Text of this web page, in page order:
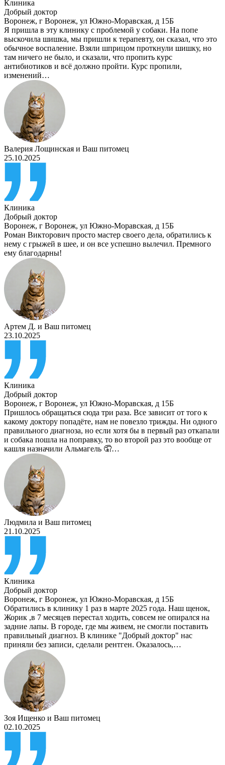
Клиника
Добрый доктор
Воронеж, г Воронеж, ул Южно-Моравская, д 15Б
Я пришла в эту клинику с проблемой у собаки. На попе
выскочила шишка, мы пришли к терапевту, он сказал, что это
обычное воспаление. Взяли шприцом проткнули шишку, но
там ничего не было, и сказали, что пропить курс
антибиотиков и всё должно пройти. Курс пропили,
изменений…
Валерия Лощинская и Ваш питомец
25.10.2025
Клиника
Добрый доктор
Воронеж, г Воронеж, ул Южно-Моравская, д 15Б
Роман Викторович просто мастер своего дела, обратились к
нему с грыжей в шее, и он все успешно вылечил. Премного
ему благодарны!
Артем Д. и Ваш питомец
23.10.2025
Клиника
Добрый доктор
Воронеж, г Воронеж, ул Южно-Моравская, д 15Б
Пришлось обращаться сюда три раза. Все зависит от того к
какому доктору попадёте, нам не повезло трижды. Ни одного
правильного диагноза, но если хотя бы в первый раз откапали
и собака пошла на поправку, то во второй раз это вообще от
кашля назначили Альмагель 🤦…
Людмила и Ваш питомец
21.10.2025
Клиника
Добрый доктор
Воронеж, г Воронеж, ул Южно-Моравская, д 15Б
Обратились в клинику 1 раз в марте 2025 года. Наш щенок,
Жорик ,в 7 месяцев перестал ходить, совсем не опирался на
задние лапы. В городе, где мы живем, не смогли поставить
правильный диагноз. В клинике "Добрый доктор" нас
приняли без записи, сделали рентген. Оказалось,…
Зоя Ищенко и Ваш питомец
02.10.2025